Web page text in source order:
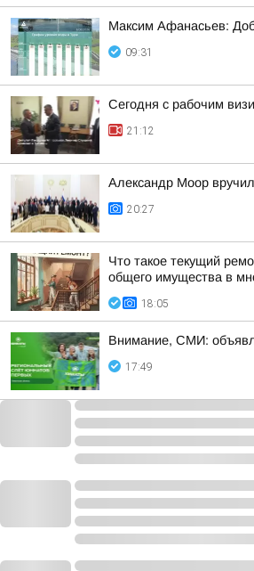
Максим Афанасьев:
09:31
Сегодня с рабочим
21:12
Александр Моор
20:27
Что такое текущий
общего имущества в
18:05
Внимание, СМИ:
17:49